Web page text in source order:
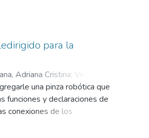
el cumplimiento de
técnicas de Visión
la metodología basada en
del sistema, diseño técnico;
documental y encuestas
el desarrollo de
para la
Adriana Cristina; Vera
una pinza robótica que
funciones y declaraciones de
conexiones de los
información detallada